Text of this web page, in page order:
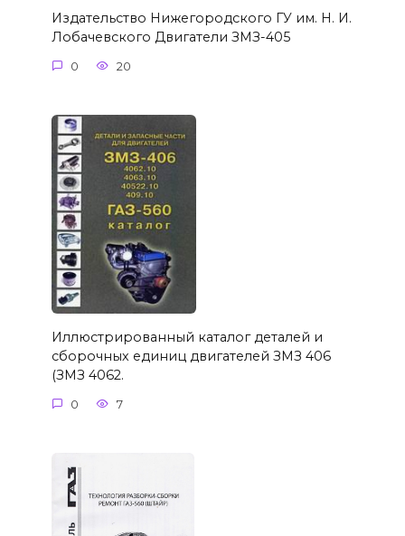
Издательство Нижегородского ГУ им. Н. И.
Лобачевского Двигатели ЗМЗ-405
0 20
Иллюстрированный каталог деталей и
сборочных единиц двигателей ЗМЗ 406
(ЗМЗ 4062.
0 7